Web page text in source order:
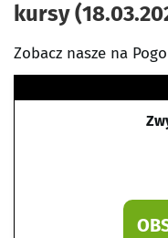
kursy
Zobacz nasze na